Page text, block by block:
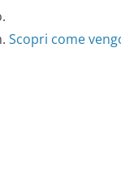
Scopri come